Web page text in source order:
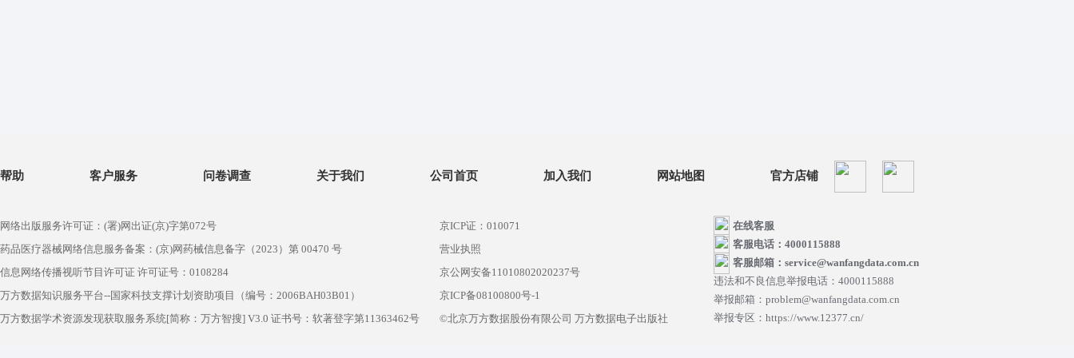
帮助 客户服务 问卷调查 关于我们 公司首页 加入我们 网站地图 官方店铺
网络出版服务许可证：(署)网出证(京)字第072号
药品医疗器械网络信息服务备案：(京)网药械信息备字（2023）第 00470 号
信息网络传播视听节目许可证 许可证号：0108284
万方数据知识服务平台--国家科技支撑计划资助项目（编号：2006BAH03B01）
万方数据学术资源发现获取服务系统[简称：万方智搜] V3.0 证书号：软著登字第11363462号
京ICP证：010071
营业执照
京公网安备11010802020237号
京ICP备08100800号-1
©北京万方数据股份有限公司 万方数据电子出版社
在线客服
客服电话：4000115888
客服邮箱：service@wanfangdata.com.cn
违法和不良信息举报电话：4000115888
举报邮箱：problem@wanfangdata.com.cn
举报专区：https://www.12377.cn/